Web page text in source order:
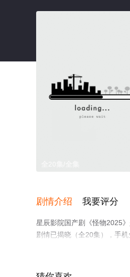
剧情介绍 我要评分
星辰影院国产剧《怪物2025
剧情已揭晓（全20集），手